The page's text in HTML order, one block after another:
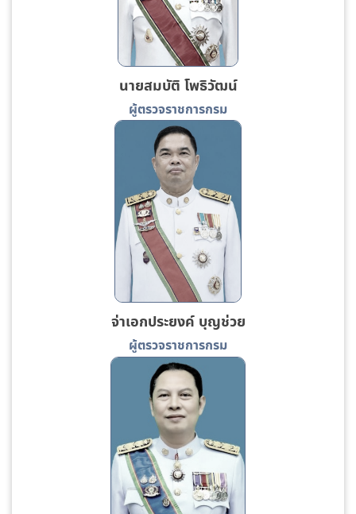
นายสมบัติ โพธิวัฒน์
ผู้ตรวจราชการกรม
จ่าเอกประยงค์ บุญช่วย
ผู้ตรวจราชการกรม